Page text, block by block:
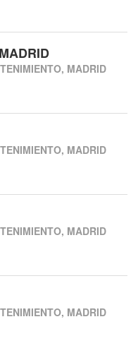
MADRID
MADRID
MADRID
MADRID